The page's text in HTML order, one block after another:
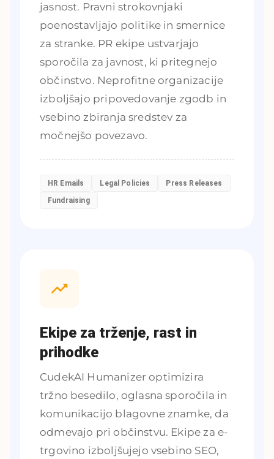
jasnost. Pravni strokovnjaki
poenostavljajo politike in smernice
za stranke. PR ekipe ustvarjajo
sporočila za javnost, ki pritegnejo
občinstvo. Neprofitne organizacije
izboljšajo pripovedovanje zgodb in
vsebino zbiranja sredstev za
močnejšo povezavo.
HR Emails Legal Policies
Press Releases
Fundraising
Ekipe za trženje, rast in
prihodke
CudekAI Humanizer optimizira
tržno besedilo, oglasna sporočila in
komunikacijo blagovne znamke, da
odmevajo pri občinstvu. Ekipe za e-
trgovino izboljšujejo vsebino SEO,